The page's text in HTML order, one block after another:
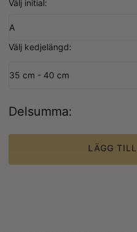
Välj initial:
A
Välj kedjelängd:
35 cm - 40 cm
Delsumma:
LÄGG